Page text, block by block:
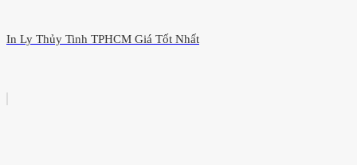
In Ly Thủy Tinh TPHCM Giá Tốt Nhất